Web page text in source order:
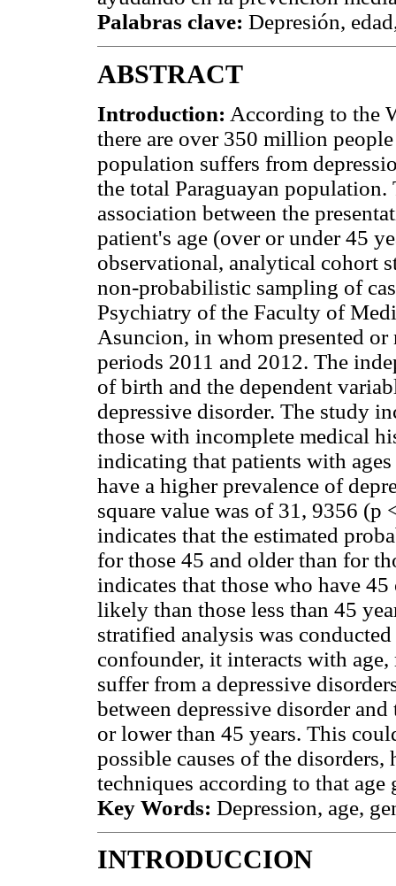
Palabras clave: Depresión,
ABSTRACT
Introduction: According to the
there are over 350 million
population suffers from
the total Paraguayan
association between the
patient's age (over or under 45
observational, analytical cohort
non-probabilistic sampling of
Psychiatry of the Faculty of
Asuncion, in whom presented or
periods 2011 and 2012. The
of birth and the dependent
depressive disorder. The study
those with incomplete medical
indicating that patients with
have a higher prevalence of
square value was of 31, 9356
indicates that the estimated
for those 45 and older than for
indicates that those who have
likely than those less than 45
stratified analysis was
confounder, it interacts with
suffer from a depressive
between depressive disorder
or lower than 45 years. This
possible causes of the
techniques according to that age
Key Words: Depression, age,
INTRODUCCION